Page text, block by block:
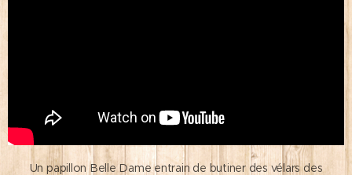
Un papillon Belle Dame entrain de butiner des vélars des